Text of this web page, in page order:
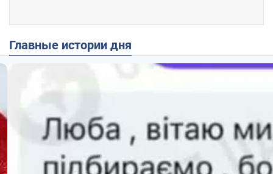
Главные истории дня